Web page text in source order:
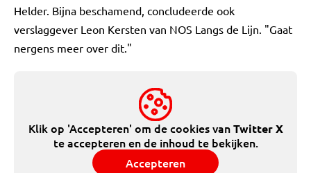
Helder. Bijna beschamend, concludeerde ook
verslaggever Leon Kersten van NOS Langs de Lijn. "Gaat
nergens meer over dit."
Klik op 'Accepteren' om de cookies vanTwitter X
te accepteren en de inhoud te bekijken.
Accepteren